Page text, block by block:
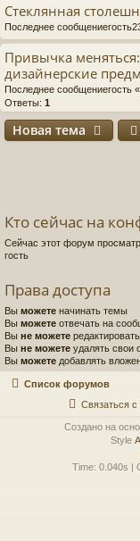
Стеклянная
Последнее сообщение
Привычка
дизайнерские
Последнее сообщениегость «
Ответы: 1
Новая тема
Кто сейчас на
Сейчас этот форум
гость
Права доступа
Вы можете начинать темы
Вы можете отвечать на
Вы не можете
Вы не можете удалять свои
Вы можете добавлять
Список форумов
Связаться
Создано на
Style
Time: 0.040s